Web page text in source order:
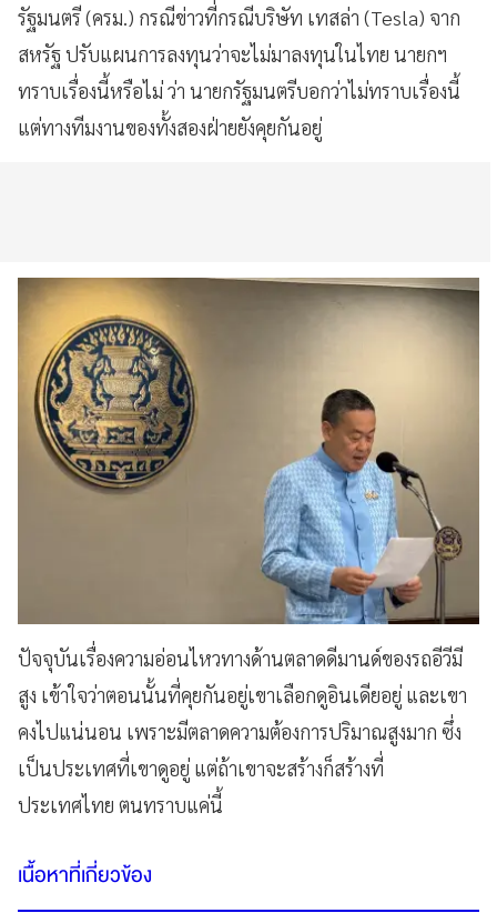
รัฐมนตรี (ครม.) กรณีข่าวที่กรณีบริษัท เทสล่า (Tesla) จาก
สหรัฐ ปรับแผนการลงทุนว่าจะไม่มาลงทุนในไทย นายกฯ
ทราบเรื่องนี้หรือไม่ ว่า นายกรัฐมนตรีบอกว่าไม่ทราบเรื่องนี้
แต่ทางทีมงานของทั้งสองฝ่ายยังคุยกันอยู่
ปัจจุบันเรื่องความอ่อนไหวทางด้านตลาดดีมานด์ของรถอีวีมี
สูง เข้าใจว่าตอนนั้นที่คุยกันอยู่เขาเลือกดูอินเดียอยู่ และเขา
คงไปแน่นอน เพราะมีตลาดความต้องการปริมาณสูงมาก ซึ่ง
เป็นประเทศที่เขาดูอยู่ แต่ถ้าเขาจะสร้างก็สร้างที่
ประเทศไทย ตนทราบแค่นี้
เนื้อหาที่เกี่ยวข้อง